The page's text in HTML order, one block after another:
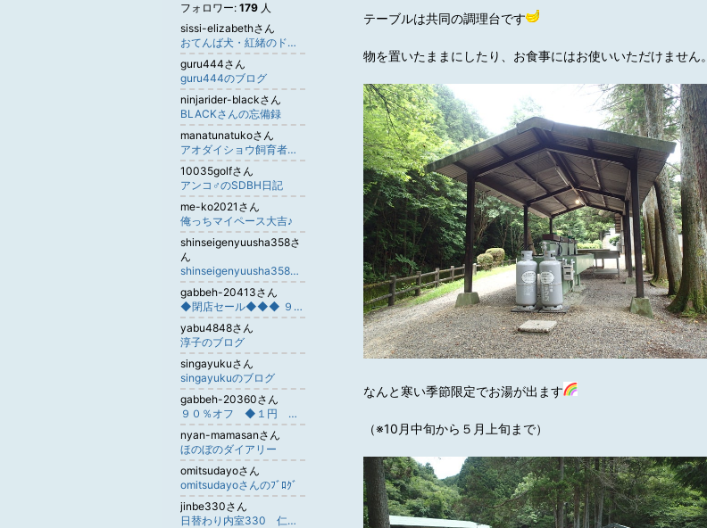
テーブルは共同の調理台です
物を置いたままにしたり、お食事にはお使いいただけません。
なんと寒い季節限定でお湯が出ます
（※10月中旬から５月上旬まで）
フォロワー: 179 人
sissi-elizabethさん
おてんば犬・紅緒のドタバタ日記
guru444さん
guru444のブログ
ninjarider-blackさん
BLACKさんの忘備録
manatunatukoさん
アオダイショウ飼育者のブログ
10035golfさん
アンコ♂のSDBH日記
me-ko2021さん
俺っちマイペース大吉♪
shinseigenyuusha358さ
ん
shinseigenyuusha358のブログ
gabbeh-20413さん
◆閉店セール◆◆◆ ９０％オフ ◆１円 ペルシャ絨毯◆
yabu4848さん
淳子のブログ
singayukuさん
singayukuのブログ
gabbeh-20360さん
９０％オフ ◆１円 ペルシャ絨毯◆
nyan-mamasanさん
ほのぼのダイアリー
omitsudayoさん
omitsudayoさんのﾌﾞﾛｸﾞ
jinbe330さん
日替わり内室330 仁兵衛